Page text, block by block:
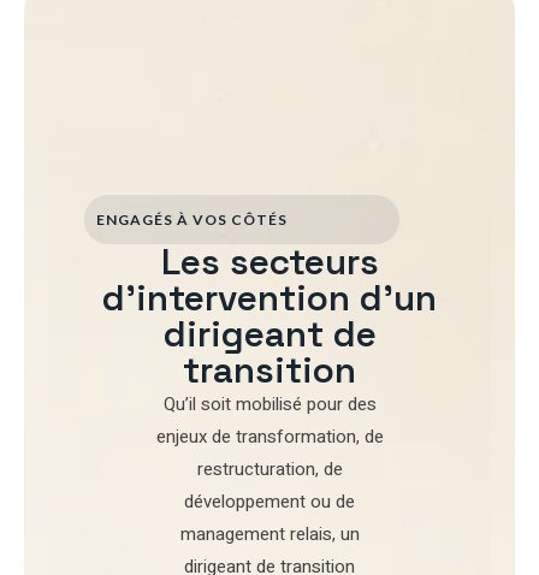
ENGAGÉS À VOS CÔTÉS
Les secteurs
d'intervention d'un
dirigeant de
transition
Qu’il soit mobilisé pourdes
enjeux de transformation, de
restructuration, de
développementou de
management relais, un
dirigeant de transition